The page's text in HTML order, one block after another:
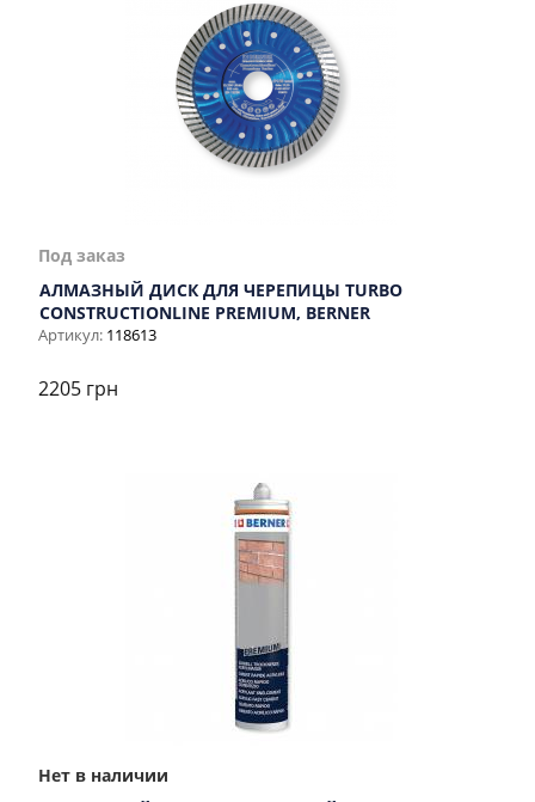
Под заказ
АЛМАЗНЫЙ ДИСК ДЛЯ ЧЕРЕПИЦЫ TURBO
CONSTRUCTIONLINE PREMIUM, BERNER
Артикул: 118613
2205 грн
Нет в наличии